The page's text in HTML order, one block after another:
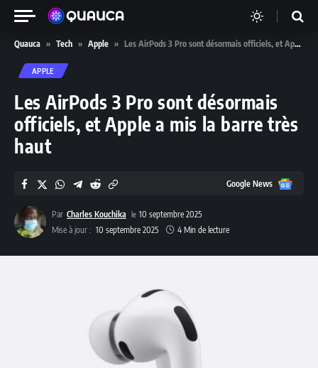
Quauca » Tech » Apple » Les AirPods 3 Pro sont désormais officiels, et Apple a mis la barre très haut
APPLE
Les AirPods 3 Pro sont désormais
officiels, et Apple a mis la barre très
haut
Par Charles Kouchika
10 septembre 2025
Mise à jour : 10 septembre 2025 4 Min de lecture
Google News Google